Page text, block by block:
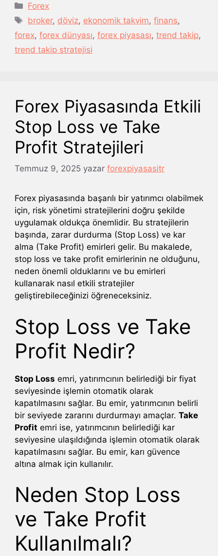
Kategoriler
Forex
Etiketler
broker, döviz, ekonomik takvim,finans,
forex, forex dünyası, forex piyasası, trend takip,
trend takip stratejisi
Forex Piyasasında Etkili
Stop Loss ve Take
Profit Stratejileri
Temmuz 9, 2025 yazar forexpiyasasitr
Forex piyasasında başarılı bir yatırımcı olabilmek
için, risk yönetimi stratejilerini doğru şekilde
uygulamak oldukça önemlidir. Bu stratejilerin
başında, zarar durdurma (Stop Loss) ve kar
alma (Take Profit) emirleri gelir. Bu makalede,
stop loss ve take profit emirlerinin ne olduğunu,
neden önemli olduklarını ve bu emirleri
kullanarak nasıl etkili stratejiler
geliştirebileceğinizi öğreneceksiniz.
Stop Loss ve Take
Profit Nedir?
Stop Loss emri, yatırımcının belirlediği bir fiyat
seviyesinde işlemin otomatik olarak
kapatılmasını sağlar. Bu emir, yatırımcının belirli
bir seviyede zararını durdurmayı amaçlar. Take
Profit emri ise, yatırımcının belirlediği kar
seviyesine ulaşıldığında işlemin otomatik olarak
kapatılmasını sağlar. Bu emir, karı güvence
altına almak için kullanılır.
Neden Stop Loss
ve Take Profit
Kullanılmalı?